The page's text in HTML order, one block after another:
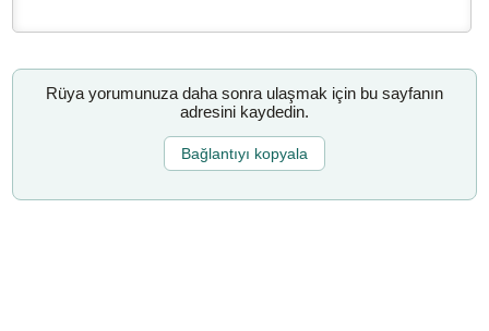
Rüya yorumunuza daha sonra ulaşmak için bu sayfanın
adresini kaydedin.
Bağlantıyı kopyala